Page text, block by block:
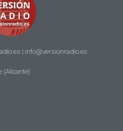
| info@versionradio.es
(Alicante)